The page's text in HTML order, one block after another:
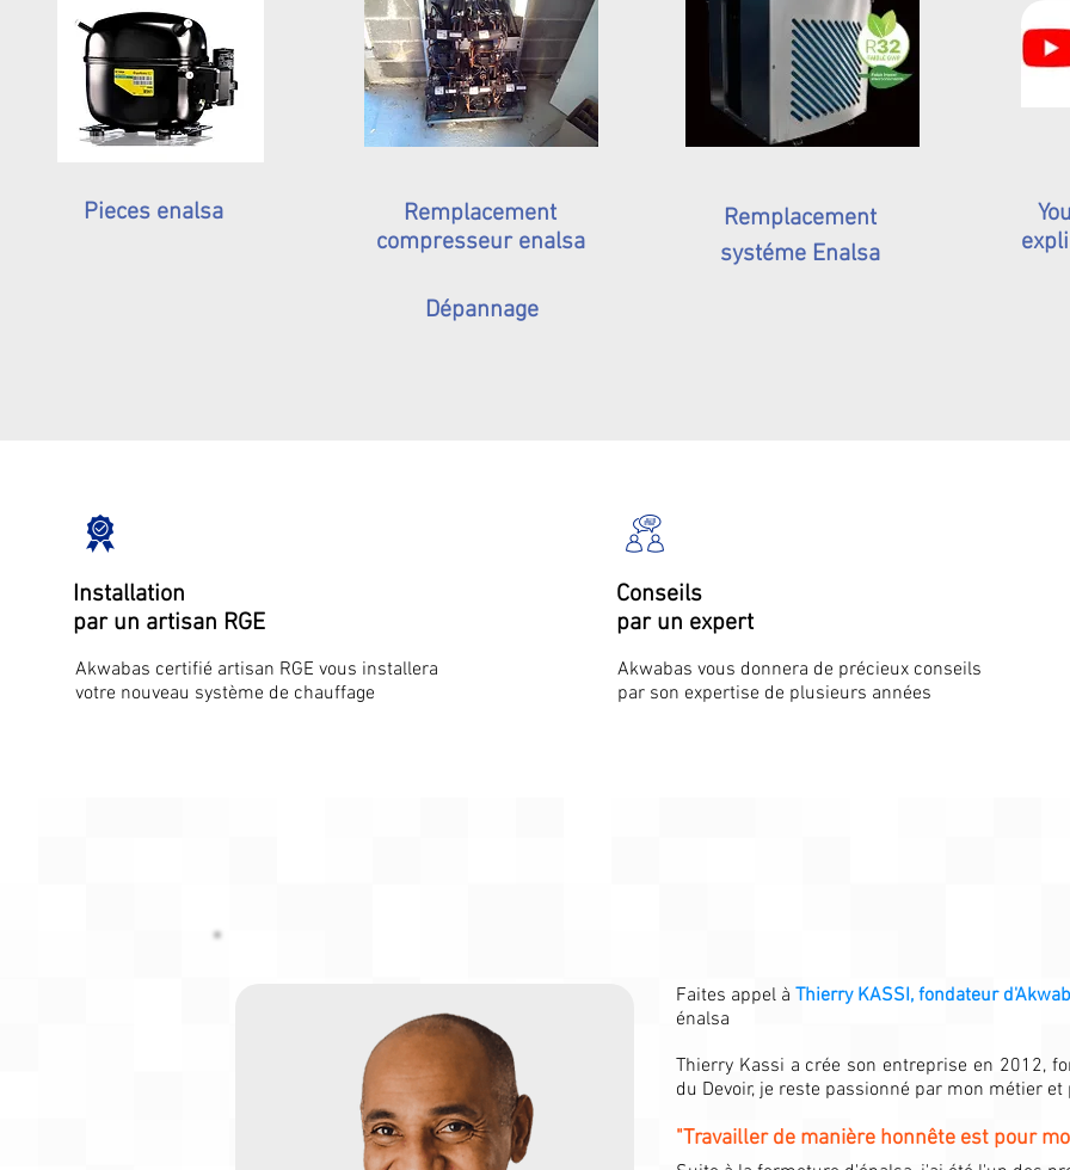
Pieces enalsa
Remplacement
compresseur enalsa
Dépannage
Remplacement
systéme Enalsa
Installation
par un artisan RGE
Akwabas certifié artisan RGE vous installera
votre nouveau système de chauffage
Conseils
par un expert
Akwabas vous donnera de précieux conseils
par son expertise de plusieurs années
Faites appel à Thierry KASSI, fondateur
énalsa
Thierry Kassi a crée son entreprise en 2012,
du Devoir, je reste passionné par mon métier
"Travailler de manière honnête est pour